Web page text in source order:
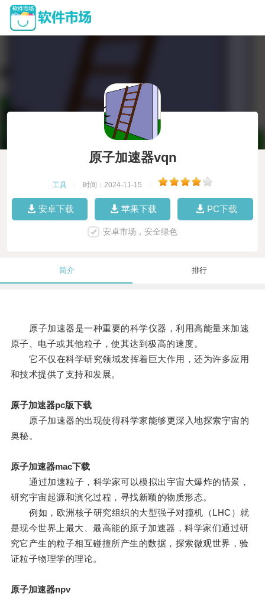
原子加速器vqn
工具 时间：2024-11-15
安卓下载 苹果下载 PC下载
安卓市场，安全绿色
简介 排行
原子加速器是一种重要的科学仪器，利用高能量来加速
原子、电子或其他粒子，使其达到极高的速度。
它不仅在科学研究领域发挥着巨大作用，还为许多应用
和技术提供了支持和发展。
原子加速器pc版下载
原子加速器的出现使得科学家能够更深入地探索宇宙的
奥秘。
原子加速器mac下载
通过加速粒子，科学家可以模拟出宇宙大爆炸的情景，
研究宇宙起源和演化过程，寻找新颖的物质形态。
例如，欧洲核子研究组织的大型强子对撞机（LHC）就
是现今世界上最大、最高能的原子加速器，科学家们通过研
究它产生的粒子相互碰撞所产生的数据，探索微观世界，验
证粒子物理学的理论。
原子加速器npv